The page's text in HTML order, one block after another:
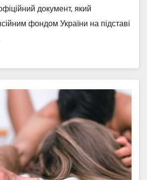
документ, який
фондом України на підставі